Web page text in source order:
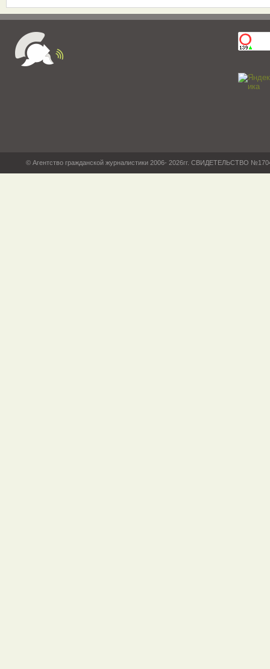
© Агентство гражданской журналистики 2006- 2026гг. СВИДЕТЕЛЬСТВО